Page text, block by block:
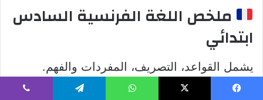
ملخص اللغة الفرنسية السادس
ابتدائي
يشمل القواعد، التصريف، المفردات والفهم.